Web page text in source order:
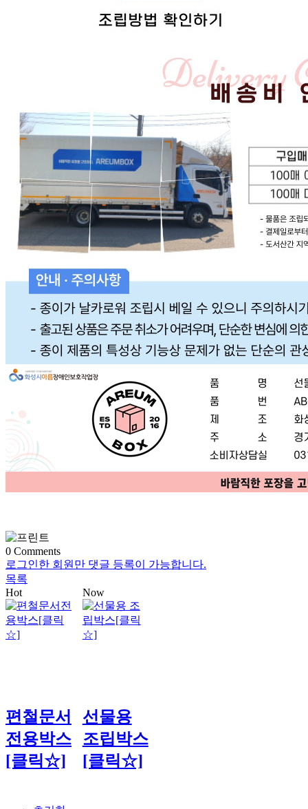
0 Comments
로그인한 회원만 댓글 등록이 가능합니다.
목록
Hot
편철문서
전용박스
[클릭☆]
Now
선물용
조립박스
[클릭☆]